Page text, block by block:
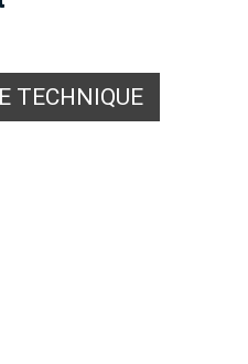
TECHNIQUE